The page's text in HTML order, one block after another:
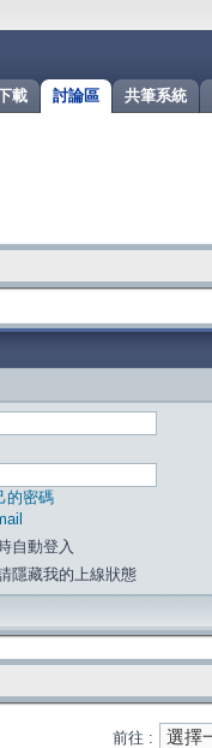
共筆系統
討論區
載
的密碼
自動登入
隱藏我的上線狀態
前往 :